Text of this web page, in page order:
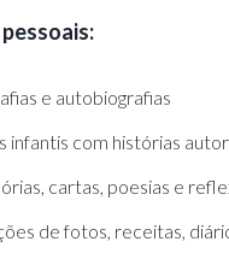
e autobiografias
infantis com histórias
cartas, poesias e
de fotos, receitas,